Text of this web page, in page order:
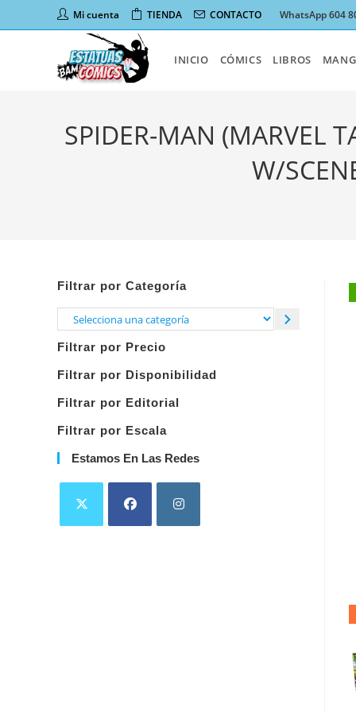
al
Mi cuenta TIENDA CONTACTO WhatsApp 604
INICIO CÓMICS LIBROS
SPIDER-MAN (MARVEL
W/
Filtrar por Categoría
Selecciona
categoría
Filtrar por Precio
Filtrar por Disponibilidad
Filtrar por Editorial
Filtrar por Escala
Estamos En Las Redes